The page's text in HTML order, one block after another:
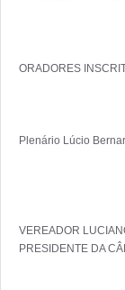
ORADORES
Plenário Lúcio
VEREADOR